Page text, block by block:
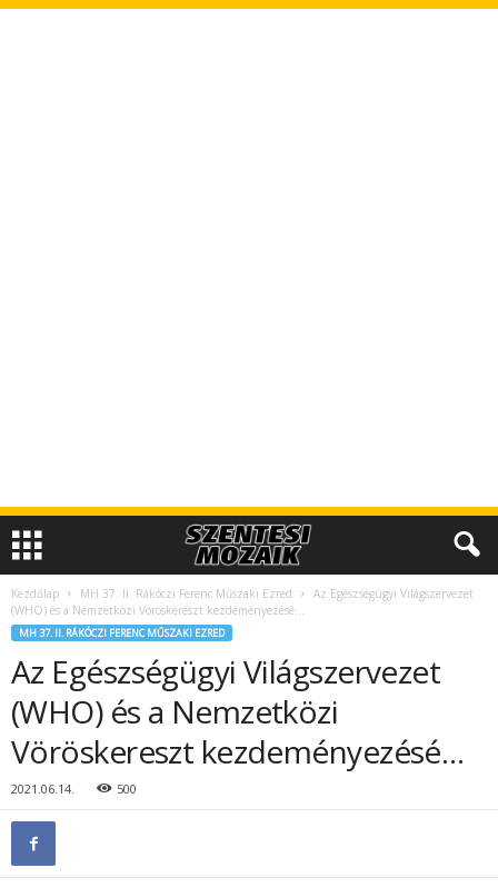
Kezdőlap MH 37. II. Rákóczi Ferenc Műszaki Ezred
Az Egészségügyi Világszervezet
(WHO) és a Nemzetközi Vöröskereszt kezdeményezésé…
MH 37. II. RÁKÓCZI FERENC MŰSZAKI EZRED
Az Egészségügyi Világszervezet
(WHO) és a Nemzetközi
Vöröskereszt kezdeményezésé…
2021.06.14. 500